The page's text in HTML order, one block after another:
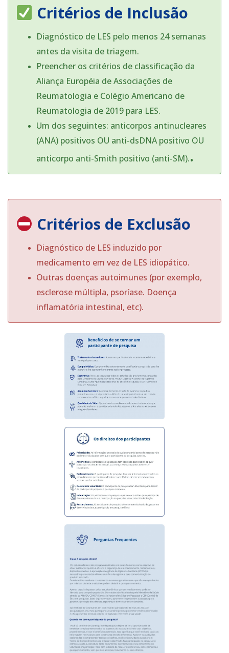
Critérios de Inclusão
Diagnóstico de LES pelo menos 24 semanas
antes da visita de triagem.
Preencher os critérios de classificação da
Aliança Européia de Associações de
Reumatologia e Colégio Americano de
Reumatologia de 2019 para LES.
Um dos seguintes: anticorpos antinucleares
(ANA) positivos OU anti-dsDNA positivo OU
anticorpo anti-Smith positivo (anti-SM)..
Critérios de Exclusão
Diagnóstico de LES induzido por
medicamento em vez de LES idiopático.
Outras doenças autoimunes (por exemplo,
esclerose múltipla, psoríase. Doença
inflamatória intestinal, etc).